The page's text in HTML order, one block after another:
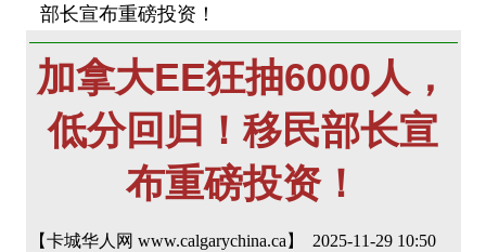
部长宣布重磅投资！
加拿大EE狂抽6000人，
低分回归！移民部长宣
布重磅投资！
【卡城华人网 www.calgarychina.ca】 2025-11-29 10:50